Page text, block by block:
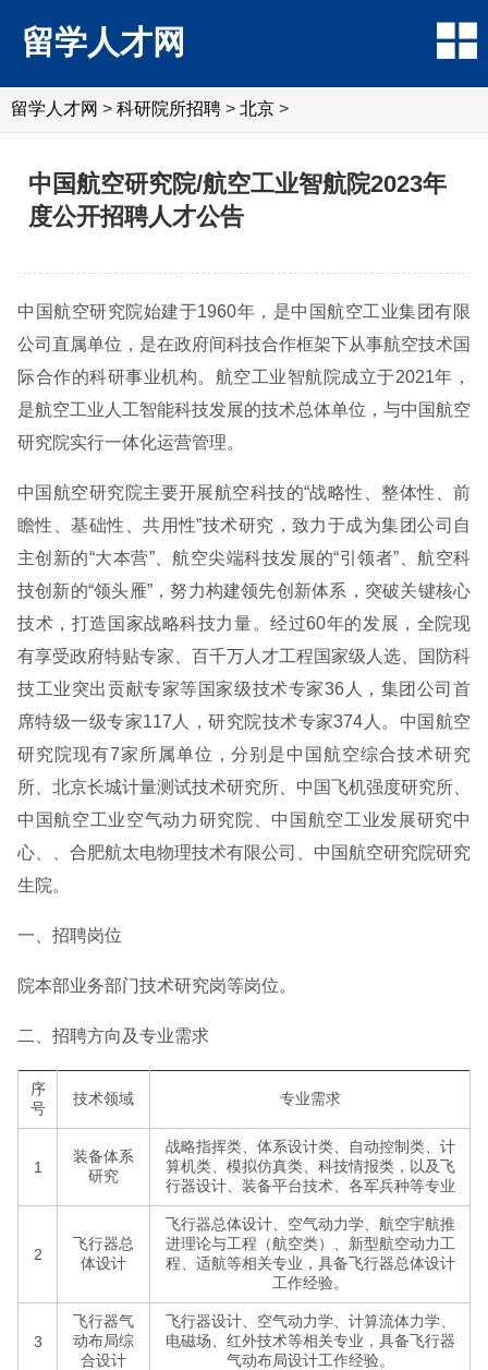
留学人才网
留学人才网 > 科研院所招聘 > 北京 >
中国航空研究院/航空工业智航院2023年
度公开招聘人才公告
中国航空研究院始建于1960年，是中国航空工业集团有限
公司直属单位，是在政府间科技合作框架下从事航空技术国
际合作的科研事业机构。航空工业智航院成立于2021年，
是航空工业人工智能科技发展的技术总体单位，与中国航空
研究院实行一体化运营管理。
中国航空研究院主要开展航空科技的“战略性、整体性、前
瞻性、基础性、共用性”技术研究，致力于成为集团公司自
主创新的“大本营”、航空尖端科技发展的“引领者”、航空科
技创新的“领头雁”，努力构建领先创新体系，突破关键核心
技术，打造国家战略科技力量。经过60年的发展，全院现
有享受政府特贴专家、百千万人才工程国家级人选、国防科
技工业突出贡献专家等国家级技术专家36人，集团公司首
席特级一级专家117人，研究院技术专家374人。中国航空
研究院现有7家所属单位，分别是中国航空综合技术研究
所、北京长城计量测试技术研究所、中国飞机强度研究所、
中国航空工业空气动力研究院、中国航空工业发展研究中
心、、合肥航太电物理技术有限公司、中国航空研究院研究
生院。
一、招聘岗位
院本部业务部门技术研究岗等岗位。
二、招聘方向及专业需求
序
号
技术领域 专业需求
1
装备体系
研究
战略指挥类、体系设计类、自动控制类、计
算机类、模拟仿真类、科技情报类，以及飞
行器设计、装备平台技术、各军兵种等专业
2
飞行器总
体设计
飞行器总体设计、空气动力学、航空宇航推
进理论与工程（航空类）、新型航空动力工
程、适航等相关专业，具备飞行器总体设计
工作经验。
3
飞行器气
动布局综
合设计
飞行器设计、空气动力学、计算流体力学、
电磁场、红外技术等相关专业，具备飞行器
气动布局设计工作经验。